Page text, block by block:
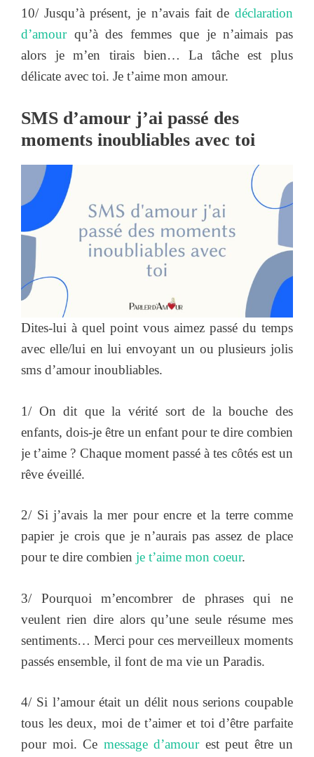
10/ Jusqu’à présent, je n’avais fait de déclaration
d’amourqu’à des femmes que je n’aimais pas
alors je m’en tirais bien… La tâche est plus
délicate avec toi. Je t’aime mon amour.
SMS d’amour j’ai passé des
moments inoubliables avec toi
Dites-lui à quel point vous aimez passé du temps
avec elle/lui en lui envoyant un ou plusieurs jolis
sms d’amour inoubliables.
1/ On dit que la vérité sort de la bouche des
enfants, dois-je être un enfant pour te dire combien
je t’aime ? Chaque moment passé à tes côtés est un
rêve éveillé.
2/ Si j’avais la mer pour encre et la terre comme
papier je crois que je n’aurais pas assez de place
pour te dire combien je t’aime mon coeur.
3/ Pourquoi m’encombrer de phrases qui ne
veulent rien dire alors qu’une seule résume mes
sentiments… Merci pour ces merveilleux moments
passés ensemble, il font de ma vie un Paradis.
4/ Si l’amour était un délit nous serions coupable
tous les deux, moi de t’aimer et toi d’être parfaite
pour moi. Ce message d’amourest peut être un